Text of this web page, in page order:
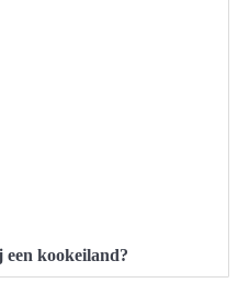
kookeiland?